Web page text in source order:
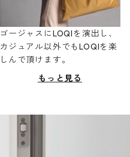
ゴージャスにLOQIを演出し、
カジュアル以外でもLOQIを楽
しんで頂けます。
もっと見る